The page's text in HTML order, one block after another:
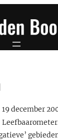
19 december